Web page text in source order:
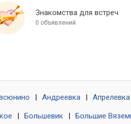
Знакомства для встреч
0 объявлений
Андреевка Апрелевка
Большевик Большие